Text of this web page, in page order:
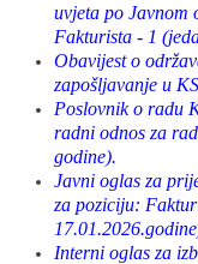
uvjeta po Javnom
Fakturista - 1
Obavijest o
zapošljavanje u
Poslovnik o radu
radni odnos za
godine).
Javni oglas za
za poziciju:
Interni oglas za